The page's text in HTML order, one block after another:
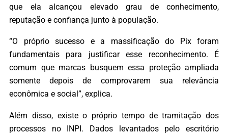
que ela alcançou elevado grau de conhecimento,
reputação e confiança junto à população.
“O próprio sucesso e a massificação do Pix foram
fundamentais para justificar esse reconhecimento. É
comum que marcas busquem essa proteção ampliada
somente depois de comprovarem sua relevância
econômica e social”, explica.
Além disso, existe o próprio tempo de tramitação dos
processos no INPI. Dados levantados pelo escritório